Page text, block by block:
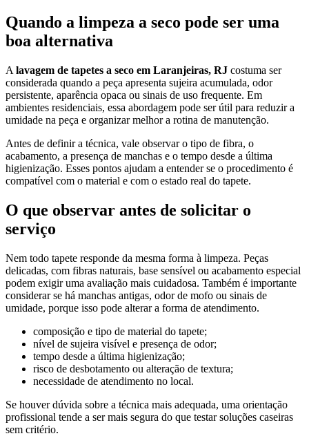
Quando a limpeza a seco pode ser uma
boa alternativa
A lavagem de tapetes a seco em Laranjeiras, RJ costuma ser
considerada quando a peça apresenta sujeira acumulada, odor
persistente, aparência opaca ou sinais de uso frequente. Em
ambientes residenciais, essa abordagem pode ser útil para reduzir a
umidade na peça e organizar melhor a rotina de manutenção.
Antes de definir a técnica, vale observar o tipo de fibra, o
acabamento, a presença de manchas e o tempo desde a última
higienização. Esses pontos ajudam a entender se o procedimento é
compatível com o material e com o estado real do tapete.
O que observar antes de solicitar o
serviço
Nem todo tapete responde da mesma forma à limpeza. Peças
delicadas, com fibras naturais, base sensível ou acabamento especial
podem exigir uma avaliação mais cuidadosa. Também é importante
considerar se há manchas antigas, odor de mofo ou sinais de
umidade, porque isso pode alterar a forma de atendimento.
composição e tipo de material do tapete;
nível de sujeira visível e presença de odor;
tempo desde a última higienização;
risco de desbotamento ou alteração de textura;
necessidade de atendimento no local.
Se houver dúvida sobre a técnica mais adequada, uma orientação
profissional tende a ser mais segura do que testar soluções caseiras
sem critério.